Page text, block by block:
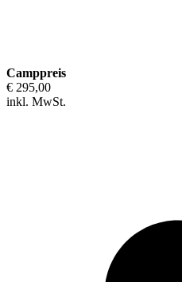
Camppreis
€ 295,00
inkl. MwSt.